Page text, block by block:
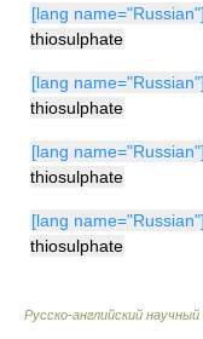
[lang
thiosulphate
[lang
thiosulphate
[lang
thiosulphate
[lang
thiosulphate
Русско-английский научный